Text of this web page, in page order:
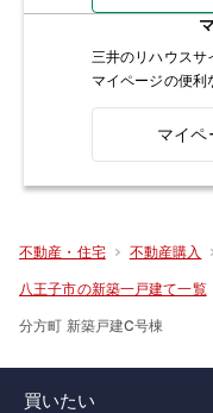
三井のリハウスサ
マイページの便利
マイペ
不動産・住宅 不動産購入
八王子市の新築一戸建て一覧
分方町 新築戸建C号棟
買いたい